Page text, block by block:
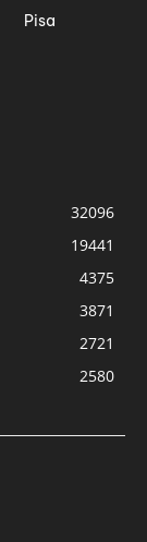
Pisa
32096
19441
4375
3871
2721
2580